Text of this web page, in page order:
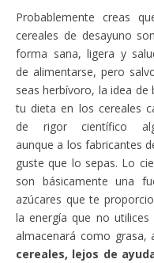
Probablemente creas
cereales de desayuno
forma sana, ligera y
de alimentarse, pero
seas herbívoro, la idea de
tu dieta en los cereales
de rigor científico
aunque a los fabricantes
guste que lo sepas. Lo
son básicamente una
azúcares que te
la energía que no
almacenará como grasa,
cereales, lejos de